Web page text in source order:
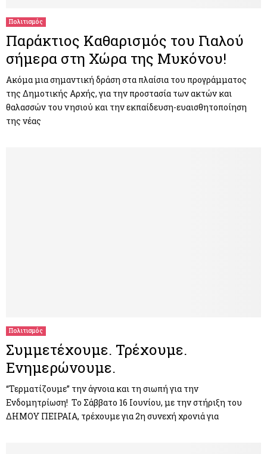
Πολιτισμός
Παράκτιος Καθαρισμός του Γιαλού
σήμερα στη Χώρα της Μυκόνου!
Ακόμα μια σημαντική δράση στα πλαίσια του προγράμματος
της Δημοτικής Αρχής, για την προστασία των ακτών και
θαλασσών του νησιού και την εκπαίδευση-ευαισθητοποίηση
της νέας
Πολιτισμός
Συμμετέχουμε. Τρέχουμε.
Ενημερώνουμε.
“Τερματίζουμε” την άγνοια και τη σιωπή για την
Ενδομητρίωση! Το Σάββατο 16 Ιουνίου, με την στήριξη του
ΔΗΜΟΥ ΠΕΙΡΑΙΑ, τρέχουμε για 2η συνεχή χρονιά για